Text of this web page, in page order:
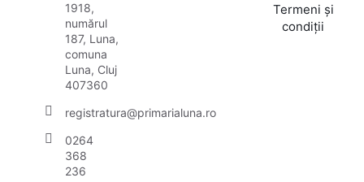
1918,
numărul
187, Luna,
comuna
Luna, Cluj
407360
registratura@primarialuna.ro
0264
368
236
Termeni și
condiții